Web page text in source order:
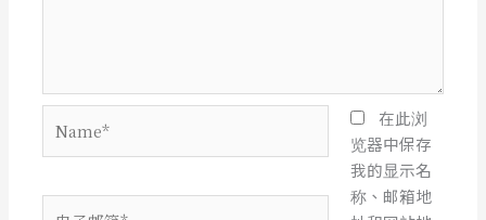
在此浏
览器中保存
我的显示名
称、邮箱地